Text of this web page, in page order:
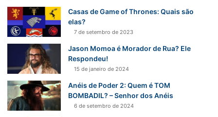
Casas de Game of Thrones: Quais são
elas?
7 de setembro de 2023
Jason Momoa é Morador de Rua? Ele
Respondeu!
15 de janeiro de 2024
Anéis de Poder 2: Quem é TOM
BOMBADIL? – Senhor dos Anéis
6 de setembro de 2024